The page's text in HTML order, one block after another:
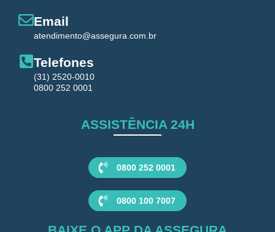
Email
atendimento@assegura.com.br
Telefones
(31) 2520-0010
0800 252 0001
ASSISTÊNCIA 24H
0800 252 0001
0800 100 7007